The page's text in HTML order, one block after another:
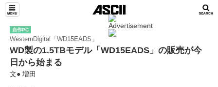
自作PC
WesternDigital「WD15EADS」
WD製の1.5TBモデル「WD15EADS」の販売が今
日から始まる
文● 増田